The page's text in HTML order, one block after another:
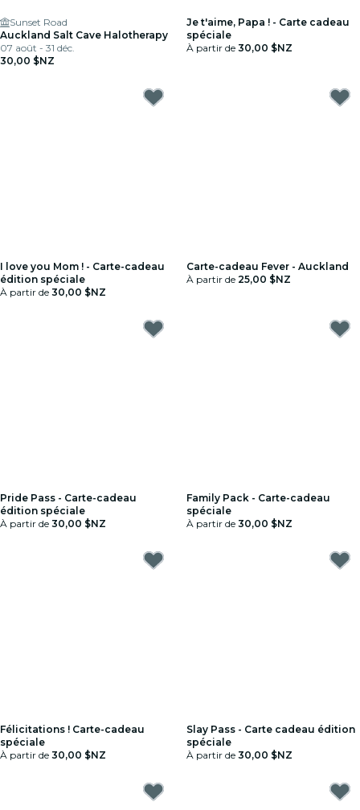
Sunset Road
Auckland Salt Cave Halotherapy
07 août - 31 déc.
30,00 $NZ
Je t'aime, Papa ! - Carte cadeau
spéciale
À partir de 30,00 $NZ
I love you Mom ! - Carte-cadeau
édition spéciale
À partir de 30,00 $NZ
Carte-cadeau Fever - Auckland
À partir de 25,00 $NZ
Pride Pass - Carte-cadeau
édition spéciale
À partir de 30,00 $NZ
Family Pack - Carte-cadeau
spéciale
À partir de 30,00 $NZ
Félicitations ! Carte-cadeau
spéciale
À partir de 30,00 $NZ
Slay Pass - Carte cadeau édition
spéciale
À partir de 30,00 $NZ